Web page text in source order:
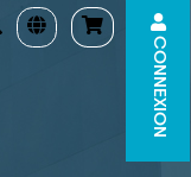
CONNEXION